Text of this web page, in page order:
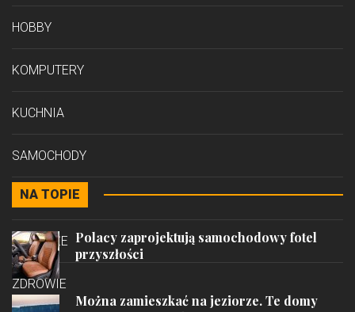
HOBBY
KOMPUTERY
KUCHNIA
SAMOCHODY
STYL
PODRÓŻE
ZDROWIE
NA TOPIE
Polacy zaprojektują samochodowy fotel
przyszłości
Można zamieszkać na jeziorze. Te domy